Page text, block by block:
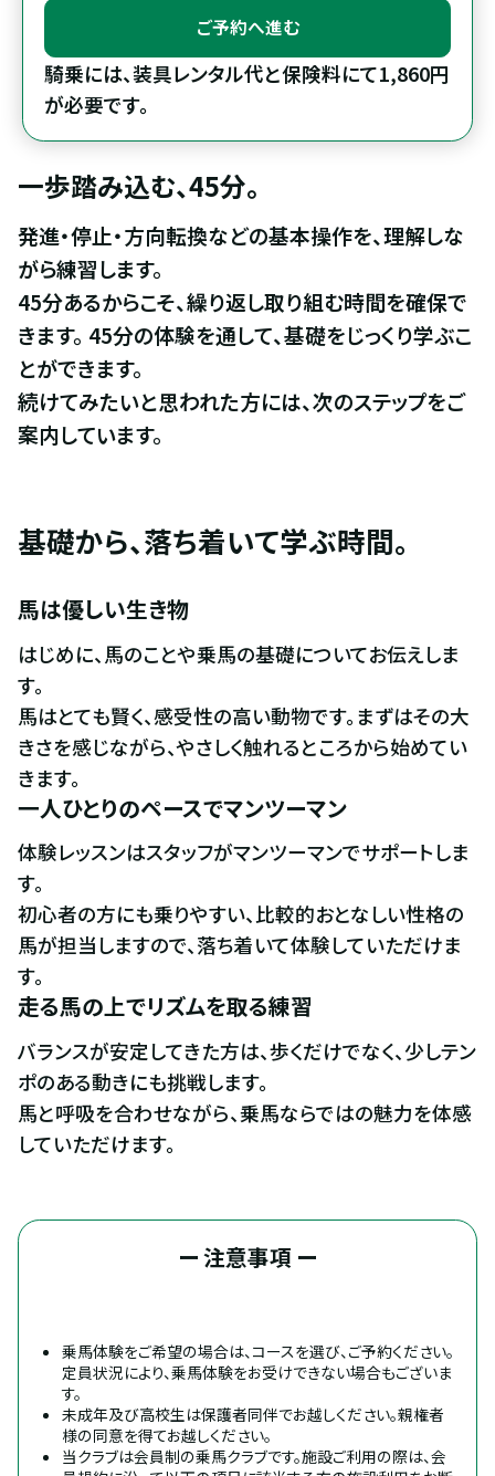
ご予約へ進む
騎乗には、装具レンタル代と保険料にて1,860円
が必要です。
一歩踏み込む、45分。
発進・停止・方向転換などの基本操作を、理解しな
がら練習します。
45分あるからこそ、繰り返し取り組む時間を確保で
きます。 45分の体験を通して、基礎をじっくり学ぶこ
とができます。
続けてみたいと思われた方には、次のステップをご
案内しています。
基礎から、落ち着いて学ぶ時間。
馬は優しい生き物
はじめに、馬のことや乗馬の基礎についてお伝えしま
す。
馬はとても賢く、感受性の高い動物です。まずはその大
きさを感じながら、やさしく触れるところから始めてい
きます。
一人ひとりのペースでマンツーマン
体験レッスンはスタッフがマンツーマンでサポートしま
す。
初心者の方にも乗りやすい、比較的おとなしい性格の
馬が担当しますので、落ち着いて体験していただけま
す。
走る馬の上でリズムを取る練習
バランスが安定してきた方は、歩くだけでなく、少しテン
ポのある動きにも挑戦します。
馬と呼吸を合わせながら、乗馬ならではの魅力を体感
していただけます。
ー 注意事項 ー
乗馬体験をご希望の場合は、コースを選び、ご予約ください。
定員状況により、乗馬体験をお受けできない場合もございま
す。
未成年及び高校生は保護者同伴でお越しください。親権者
様の同意を得てお越しください。
当クラブは会員制の乗馬クラブです。施設ご利用の際は、会